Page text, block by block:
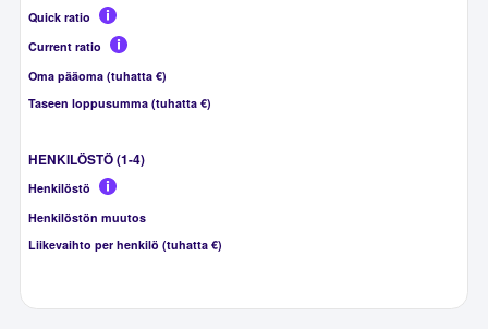
Quick ratio
Current ratio
Oma pääoma (tuhatta €)
Taseen loppusumma (tuhatta €)
HENKILÖSTÖ (1-4)
Henkilöstö
Henkilöstön muutos
Liikevaihto per henkilö (tuhatta €)